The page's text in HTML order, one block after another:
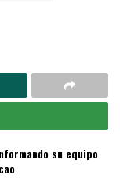
su equipo